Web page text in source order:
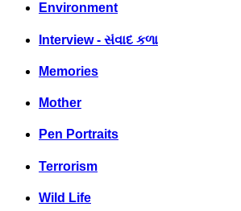
Environment
Interview - સંવાદ કળા
Memories
Mother
Pen Portraits
Terrorism
Wild Life